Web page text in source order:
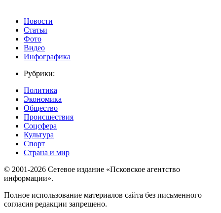
Новости
Статьи
Фото
Видео
Инфографика
Рубрики:
Политика
Экономика
Общество
Происшествия
Соцсфера
Культура
Спорт
Страна и мир
© 2001-2026 Сетевое издание «Псковское агентство
информации».
Полное использование материалов сайта без письменного
согласия редакции запрещено.